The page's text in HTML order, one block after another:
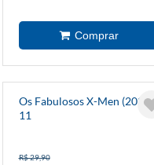
Os Fabulosos X-Men (2025)
11
R$ 29,90